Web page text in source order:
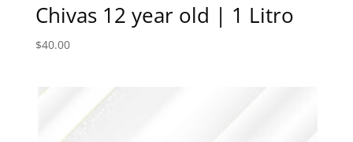
Chivas 12 year old | 1 Litro
$40.00